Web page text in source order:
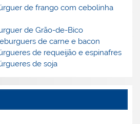
de frango com cebolinha
de Grão-de-Bico
de carne e bacon
de requeijão e espinafres
de soja